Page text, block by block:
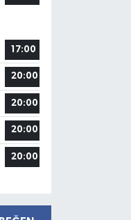
17:00
20:00
20:00
20:00
20:00